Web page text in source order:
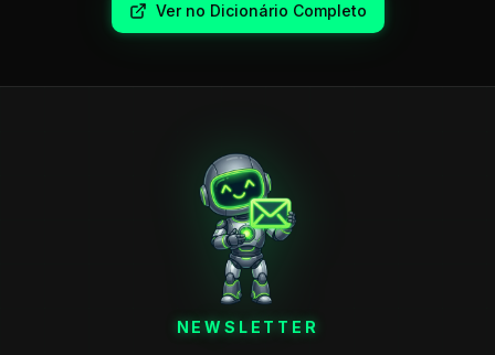
Ver no Dicionário Completo
NEWSLETTER